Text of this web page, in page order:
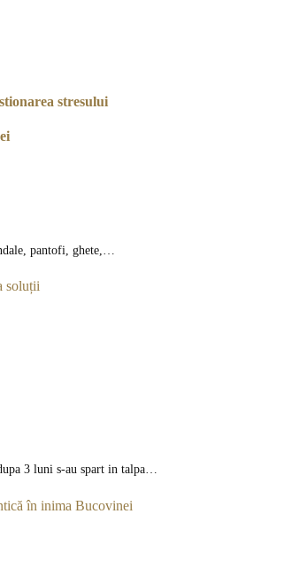
stresului
pantofi, ghete,…
soluții
3 luni s-au spart in talpa…
în inima Bucovinei